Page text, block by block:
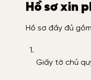
Hồ sơ xin
Hồ sơ đầy đủ
Giấy tờ chủ